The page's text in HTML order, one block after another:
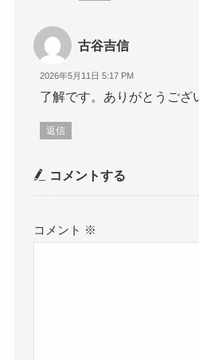
古谷吉信
2026年5月11日 5:17 PM
了解です。ありがとうござ
返信
コメントする
コメント ※